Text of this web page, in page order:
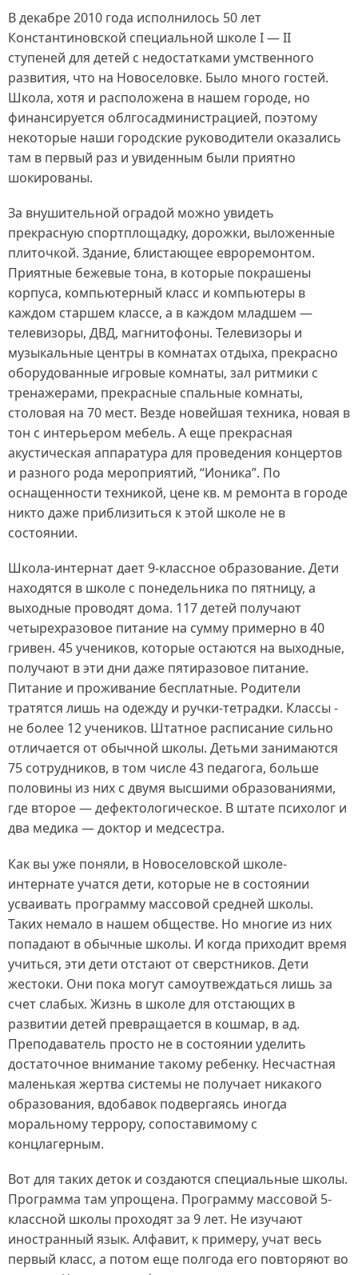
В декабре 2010 года исполнилось 50 лет
Константиновской специальной школе І — ІІ
ступеней для детей с недостатками умственного
развития, что на Новоселовке. Было много гостей.
Школа, хотя и расположена в нашем городе, но
финансируется облгосадминистрацией, поэтому
некоторые наши городские руководители оказались
там в первый раз и увиденным были приятно
шокированы.
За внушительной оградой можно увидеть
прекрасную спортплощадку, дорожки, выложенные
плиточкой. Здание, блистающее евроремонтом.
Приятные бежевые тона, в которые покрашены
корпуса, компьютерный класс и компьютеры в
каждом старшем классе, а в каждом младшем —
телевизоры, ДВД, магнитофоны. Телевизоры и
музыкальные центры в комнатах отдыха, прекрасно
оборудованные игровые комнаты, зал ритмики с
тренажерами, прекрасные спальные комнаты,
столовая на 70 мест. Везде новейшая техника, новая в
тон с интерьером мебель. А еще прекрасная
акустическая аппаратура для проведения концертов
и разного рода мероприятий, “Ионика”. По
оснащенности техникой, цене кв. м ремонта в городе
никто даже приблизиться к этой школе не в
состоянии.
Школа-интернат дает 9-классное образование. Дети
находятся в школе с понедельника по пятницу, а
выходные проводят дома. 117 детей получают
четырехразовое питание на сумму примерно в 40
гривен. 45 учеников, которые остаются на выходные,
получают в эти дни даже пятиразовое питание.
Питание и проживание бесплатные. Родители
тратятся лишь на одежду и ручки-тетрадки. Классы -
не более 12 учеников. Штатное расписание сильно
отличается от обычной школы. Детьми занимаются
75 сотрудников, в том числе 43 педагога, больше
половины из них с двумя высшими образованиями,
где второе — дефектологическое. В штате психолог и
два медика — доктор и медсестра.
Как вы уже поняли, в Новоселовской школе-
интернате учатся дети, которые не в состоянии
усваивать программу массовой средней школы.
Таких немало в нашем обществе. Но многие из них
попадают в обычные школы. И когда приходит время
учиться, эти дети отстают от сверстников. Дети
жестоки. Они пока могут самоутвеждаться лишь за
счет слабых. Жизнь в школе для отстающих в
развитии детей превращается в кошмар, в ад.
Преподаватель просто не в состоянии уделить
достаточное внимание такому ребенку. Несчастная
маленькая жертва системы не получает никакого
образования, вдобавок подвергаясь иногда
моральному террору, сопоставимому с
концлагерным.
Вот для таких деток и создаются специальные школы.
Программа там упрощена. Программу массовой 5-
классной школы проходят за 9 лет. Не изучают
иностранный язык. Алфавит, к примеру, учат весь
первый класс, а потом еще полгода его повторяют во